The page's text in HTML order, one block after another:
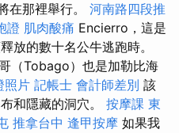
在那裡舉行。 河南路四段推
證 肌肉酸痛 Encierro，這是
放的數十名公牛逃跑時。
（Tobago）也是加勒比海
照片 記帳士 會計師差別 該
和隱藏的洞穴。 按摩課 東
推拿台中 逢甲按摩 如果我